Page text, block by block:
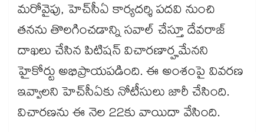
మరోవైపు, హెచ్‌‌సీఏ కార్యదర్శి పదవి నుంచి
తనను తొలగించడాన్ని సవాల్ చేస్తూ దేవరాజ్‌‌
దాఖలు చేసిన పిటిషన్‌‌ విచారణార్హమేనని
హైకోర్టు అభిప్రాయపడింది. ఈ అంశంపై వివరణ
ఇవ్వాలని హెచ్‌‌సీఏకు నోటీసులు జారీ చేసింది.
విచారణను ఈ నెల 22కు వాయిదా వేసింది.